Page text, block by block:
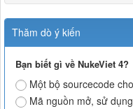
Thăm dò ý kiến
Bạn biết gì về NukeViet 4?
Một bộ sourcecode
Mã nguồn mở, sử